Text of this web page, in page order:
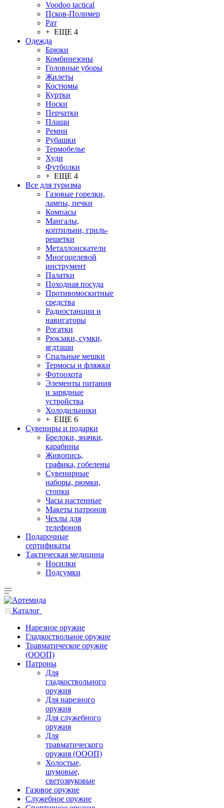
Voodoo tactical
Псков-Полимер
Рат
+ ЕЩЕ 4
Одежда
Брюки
Комбинезоны
Головные уборы
Жилеты
Костюмы
Куртки
Носки
Перчатки
Плащи
Ремни
Рубашки
Термобелье
Худи
Футболки
+ ЕЩЕ 4
Все для туризма
Газовые горелки,
лампы, печки
Компасы
Мангалы,
коптильни, гриль-
решетки
Металлоискатели
Многоцелевой
инструмент
Палатки
Походная посуда
Противомоскитные
средства
Радиостанции и
навигаторы
Рогатки
Рюкзаки, сумки,
ягдташи
Спальные мешки
Термосы и фляжки
Фотоохота
Элементы питания
и зарядные
устройства
Холодильники
+ ЕЩЕ 6
Сувениры и подарки
Брелоки, значки,
карабины
Живопись,
графика, гобелены
Сувенирные
наборы, рюмки,
стопки
Часы настенные
Макеты патронов
Чехлы для
телефонов
Подарочные
сертификаты
Тактическая медицина
Носилки
Подсумки
Каталог
Нарезное оружие
Гладкоствольное оружие
Травматическое оружие
(ОООП)
Патроны
Для
гладкоствольного
оружия
Для нарезного
оружия
Для служебного
оружия
Для
травматического
оружия (ОООП)
Холостые,
шумовые,
светозвуковые
Газовое оружие
Служебное оружие